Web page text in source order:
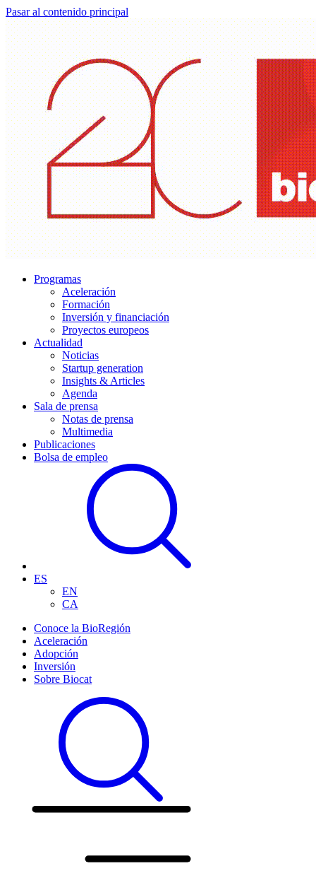
Pasar al contenido principal
Programas
Aceleración
Formación
Inversión y financiación
Proyectos europeos
Actualidad
Noticias
Startup generation
Insights & Articles
Agenda
Sala de prensa
Notas de prensa
Multimedia
Publicaciones
Bolsa de empleo
ES
EN
CA
Conoce la BioRegión
Aceleración
Adopción
Inversión
Sobre Biocat